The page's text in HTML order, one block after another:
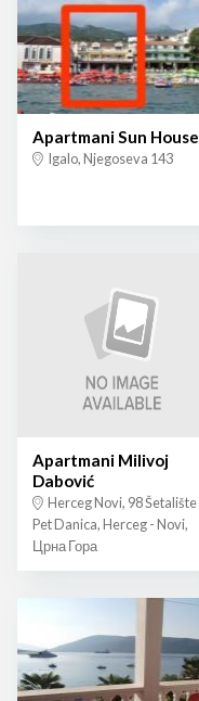
Apartmani Sun House
Igalo, Njegoseva 143
Apartmani Milivoj
Dabović
Herceg Novi, 98 Šetalište
Pet Danica, Herceg - Novi,
Црна Гора